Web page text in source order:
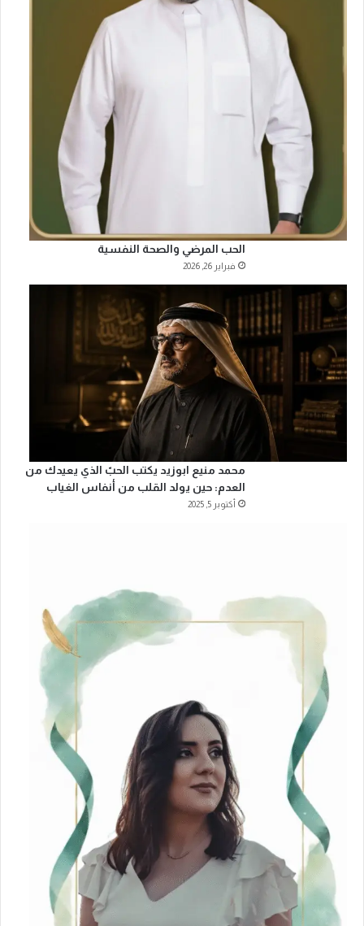
الحب المرضي والصحة النفسية
فبراير 26, 2026
محمد منيع ابوزيد يكتب الحبّ الذي يعيدك من
العدم: حين يولد القلب من أنفاس الغياب
أكتوبر 5, 2025